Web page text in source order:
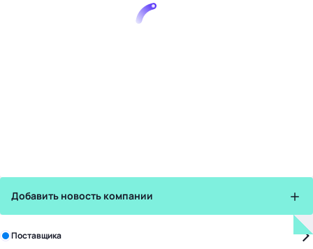
Добавить новость компании
Зарегистрируйте в бизнес-центре:
Поставщика